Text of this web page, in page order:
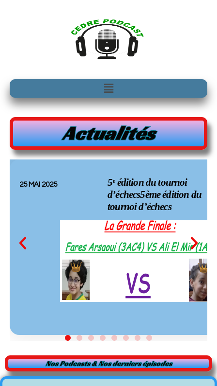
Menu
Actualités
25 MAI 2025
5ᵉ édition du tournoi
d’échecs5ème édition du
tournoi d’échecs
Nos Podcasts & Nos derniers épisodes